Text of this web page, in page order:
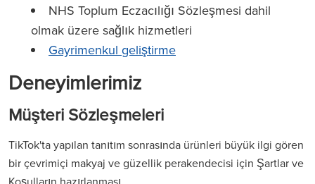
NHS Toplum Eczacılığı Sözleşmesi dahil
olmak üzere sağlık hizmetleri
Gayrimenkul geliştirme
Deneyimlerimiz
Müşteri Sözleşmeleri
TikTok'ta yapılan tanıtım sonrasında ürünleri büyük ilgi gören
bir çevrimiçi makyaj ve güzellik perakendecisi için Şartlar ve